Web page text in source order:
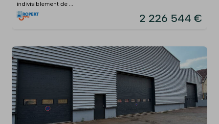
indivisiblement de ...
2 226 544 €